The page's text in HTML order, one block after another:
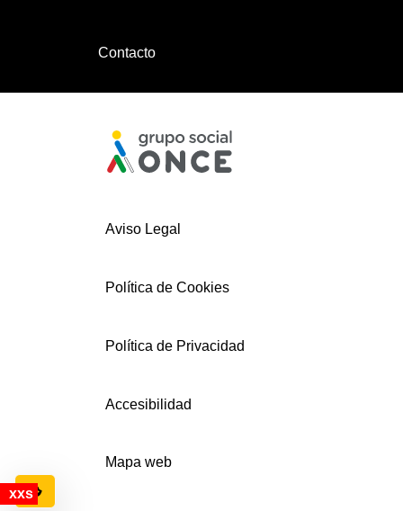
Contacto
Aviso Legal
Política de Cookies
Política de Privacidad
Accesibilidad
Mapa web